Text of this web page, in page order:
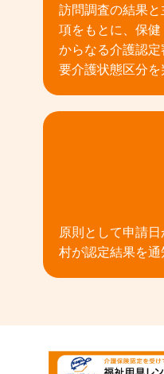
訪問調査の結果
項をもとに、保
からなる介護認定
要介護状態区分を
原則として申請
村が認定結果を通